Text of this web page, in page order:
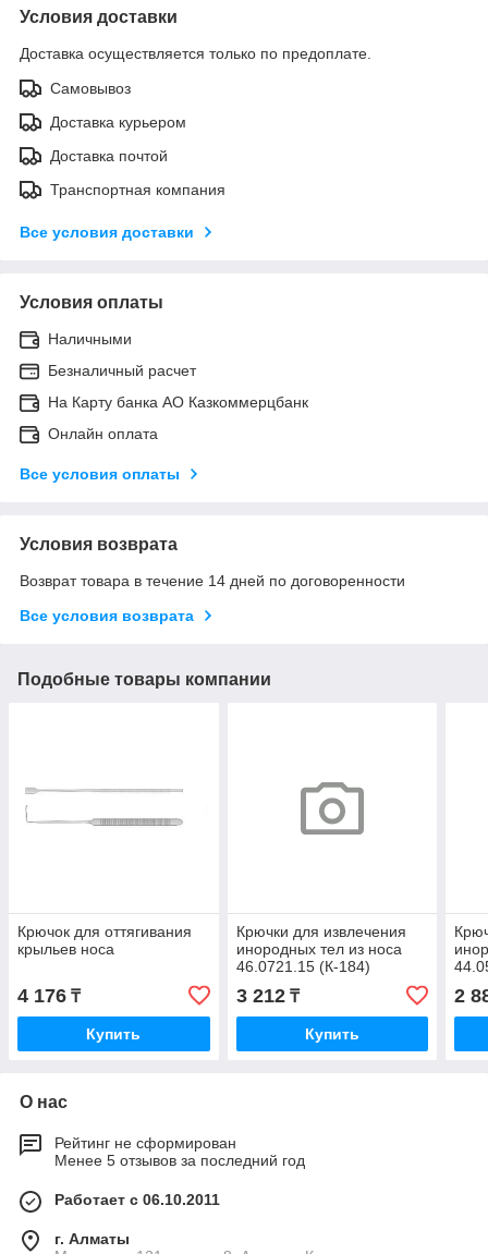
Условия доставки
Доставка осуществляется только по предоплате.
Самовывоз
Доставка курьером
Доставка почтой
Транспортная компания
Все условия доставки
Условия оплаты
Наличными
Безналичный расчет
На Карту банка АО Казкоммерцбанк
Онлайн оплата
Все условия оплаты
Условия возврата
Возврат товара в течение 14 дней по договоренности
Все условия возврата
Подобные товары компании
Крючок для оттягивания
крыльев носа
4 176 ₸
Купить
Крючки для извлечения
инородных тел из носа
46.0721.15 (К-184)
3 212₸
Купить
2
О нас
Рейтинг не сформирован
Менее 5 отзывов за последний год
Работает с 06.10.2011
г. Алматы